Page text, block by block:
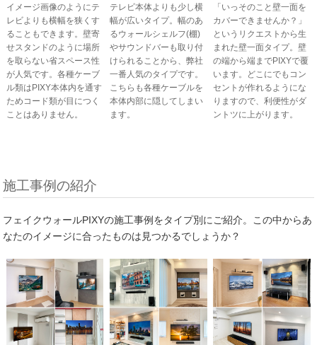
イメージ画像のようにテ
レビよりも横幅を狭くす
ることもできます。壁寄
せスタンドのように場所
を取らない省スペース性
が人気です。各種ケーブ
ル類はPIXY本体内を通す
ためコード類が目につく
ことはありません。
テレビ本体よりも少し横
幅が広いタイプ。幅のあ
るウォールシェルフ(棚)
やサウンドバーも取り付
けられることから、弊社
一番人気のタイプです。
こちらも各種ケーブルを
本体内部に隠してしまい
ます。
「いっそのこと壁一面を
カバーできませんか？」
というリクエストから生
まれた壁一面タイプ。壁
の端から端までPIXYで覆
います。どこにでもコン
セントが作れるようにな
りますので、利便性がダ
ントツに上がります。
施工事例の紹介
フェイクウォールPIXYの施工事例をタイプ別にご紹介。この中からあ
なたのイメージに合ったものは見つかるでしょうか？